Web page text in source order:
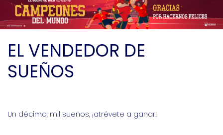
EL VENDEDOR DE
SUEÑOS
Un décimo, mil sueños, ¡atrévete a ganar!